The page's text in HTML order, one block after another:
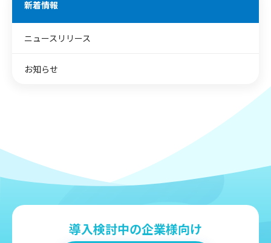
新着情報
ニュースリリース
お知らせ
導入検討中の企業様向け